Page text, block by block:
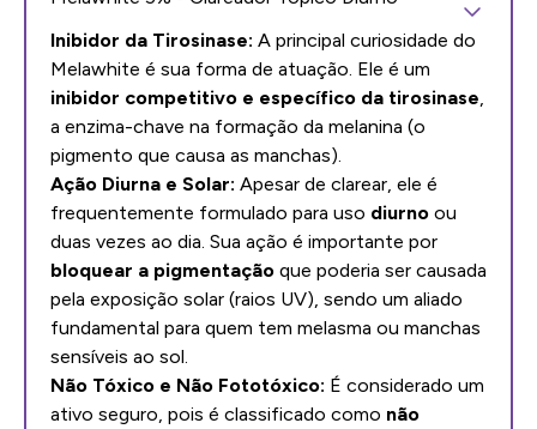
Inibidor da Tirosinase: A principal curiosidade do
Melawhite é sua forma de atuação. Ele é um
inibidor competitivo e específico da tirosinase,
a enzima-chave na formação da melanina (o
pigmento que causa as manchas).
Ação Diurna e Solar: Apesar de clarear, ele é
frequentemente formulado para uso diurno ou
duas vezes ao dia. Sua ação é importante por
bloquear a pigmentação que poderia ser causada
pela exposição solar (raios UV), sendo um aliado
fundamental para quem tem melasma ou manchas
sensíveis ao sol.
Não Tóxico e Não Fototóxico: É considerado um
ativo seguro, pois é classificado como não